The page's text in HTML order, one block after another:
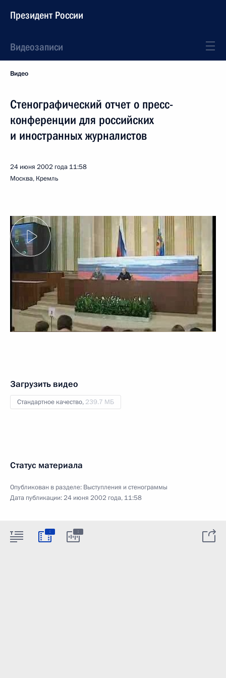
Президент России
Видеозаписи
Видео
Стенографический отчет о пресс-
конференции для российских
и иностранных журналистов
24 июня 2002 года 11:58
Москва, Кремль
Загрузить видео
Стандартное качество, 239.7 МБ
Статус материала
Опубликован в разделе: Выступления и стенограммы
Дата публикации:24 июня 2002 года, 11:58
: :